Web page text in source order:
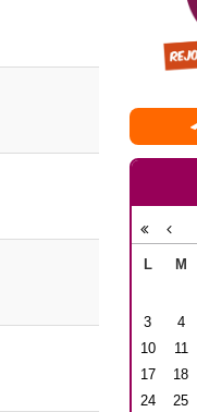
L M
3
4
10
11
17
18
24
25